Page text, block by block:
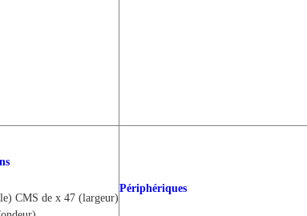
CMS de x 47 (largeur)
Périphériques